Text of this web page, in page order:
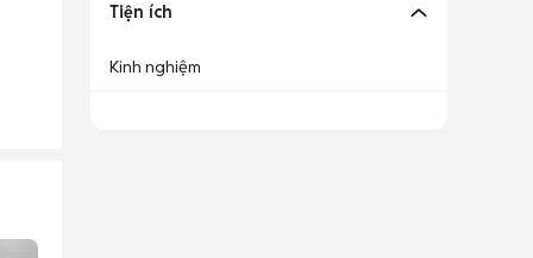
Tiện ích
Kinh nghiệm